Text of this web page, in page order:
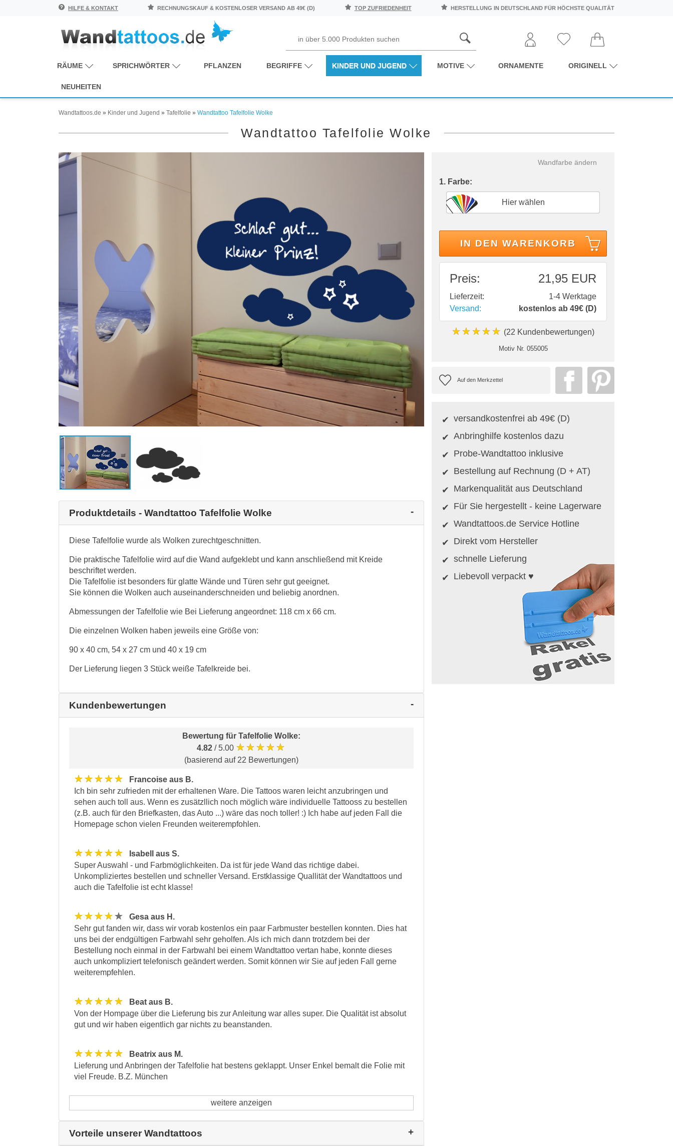
HILFE & KONTAKT RECHNUNGSKAUF & KOSTENLOSER VERSAND AB 49€ (D) TOP ZUFRIEDENHEIT HERSTELLUNG IN DEUTSCHLAND FÜR HÖCHSTE QUALITÄT
RÄUME SPRICHWÖRTER PFLANZEN BEGRIFFE KINDER UND JUGEND MOTIVE ORNAMENTE ORIGINELL
NEUHEITEN
Wandtattoos.de » Kinder und Jugend » Tafelfolie » Wandtattoo Tafelfolie Wolke
Wandtattoo Tafelfolie Wolke
Produktdetails - Wandtattoo Tafelfolie Wolke
Diese Tafelfolie wurde als Wolken zurechtgeschnitten.
Die praktische Tafelfolie wird auf die Wand aufgeklebt und kann anschließend mit Kreide
beschriftet werden.
Die Tafelfolie ist besonders für glatte Wände und Türen sehr gut geeignet.
Sie können die Wolken auch auseinanderschneiden und beliebig anordnen.
Abmessungen der Tafelfolie wie Bei Lieferung angeordnet: 118 cm x 66 cm.
Die einzelnen Wolken haben jeweils eine Größe von:
90 x 40 cm, 54 x 27 cm und 40 x 19 cm
Der Lieferung liegen 3 Stück weiße Tafelkreide bei.
Kundenbewertungen
Bewertung für Tafelfolie Wolke:
4.82 / 5.00 ★★★★★
(basierend auf 22 Bewertungen)
★★★★★
Francoise aus B.
Ich bin sehr zufrieden mit der erhaltenen Ware. Die Tattoos waren leicht anzubringen und
sehen auch toll aus. Wenn es zusätzllich noch möglich wäre individuelle Tattooss zu bestellen
(z.B. auch für den Briefkasten, das Auto ...) wäre das noch toller! :) Ich habe auf jeden Fall die
Homepage schon vielen Freunden weiterempfohlen.
★★★★★
Isabell aus S.
Super Auswahl - und Farbmöglichkeiten. Da ist für jede Wand das richtige dabei.
Unkompliziertes bestellen und schneller Versand. Erstklassige Quallität der Wandtattoos und
auch die Tafelfolie ist echt klasse!
★★★★★
Gesa aus H.
Sehr gut fanden wir, dass wir vorab kostenlos ein paar Farbmuster bestellen konnten. Dies hat
uns bei der endgültigen Farbwahl sehr geholfen. Als ich mich dann trotzdem bei der
Bestellung noch einmal in der Farbwahl bei einem Wandtattoo vertan habe, konnte dieses
auch unkompliziert telefonisch geändert werden. Somit können wir Sie auf jeden Fall gerne
weiterempfehlen.
★★★★★
Beat aus B.
Von der Hompage über die Lieferung bis zur Anleitung war alles super. Die Qualität ist absolut
gut und wir haben eigentlich gar nichts zu beanstanden.
★★★★★
Beatrix aus M.
Lieferung und Anbringen der Tafelfolie hat bestens geklappt. Unser Enkel bemalt die Folie mit
viel Freude. B.Z. München
weitere anzeigen
Vorteile unserer Wandtattoos
Wandfarbe ändern
1. Farbe:
Hier wählen
IN DEN WARENKORB
Preis: 21,95 EUR
Lieferzeit:
1-4 Werktage
Versand:
kostenlos ab 49€ (D)
★★★★★ (22 Kundenbewertungen)
Motiv Nr. 055005
versandkostenfrei ab 49€ (D)
Anbringhilfe kostenlos dazu
Probe-Wandtattoo inklusive
Bestellung auf Rechnung (D + AT)
Markenqualität aus Deutschland
Für Sie hergestellt - keine Lagerware
Wandtattoos.de Service Hotline
Direkt vom Hersteller
schnelle Lieferung
Liebevoll verpackt ♥